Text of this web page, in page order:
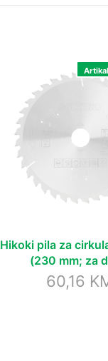
Hikoki pila za
(230 mm; za
60,16